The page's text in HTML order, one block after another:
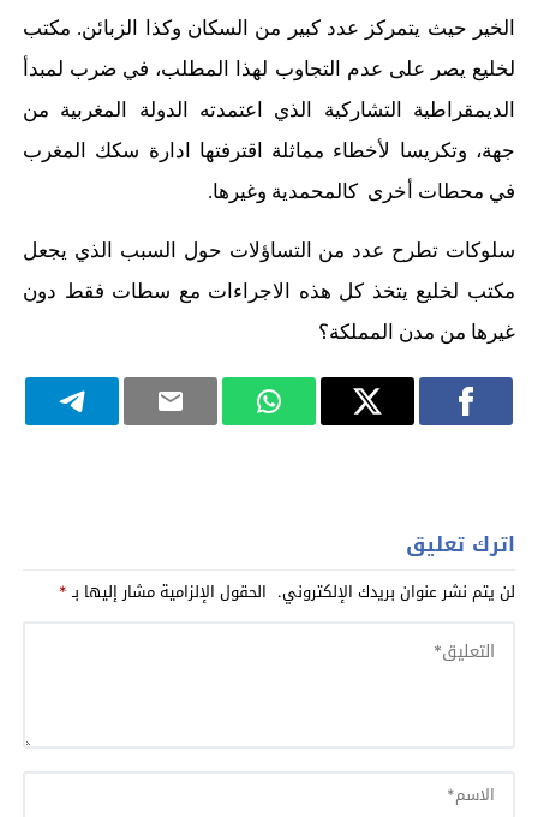
الخير حيث يتمركز عدد كبير من السكان وكذا الزبائن. مكتب
لخليع يصر على عدم التجاوب لهذا المطلب، في ضرب لمبدأ
الديمقراطية التشاركية الذي اعتمدته الدولة المغربية من
جهة، وتكريسا لأخطاء مماثلة اقترفتها ادارة سكك المغرب
في محطات أخرى كالمحمدية وغيرها.
سلوكات تطرح عدد من التساؤلات حول السبب الذي يجعل
مكتب لخليع يتخذ كل هذه الاجراءات مع سطات فقط دون
غيرها من مدن المملكة؟
اترك تعليق
لن يتم نشر عنوان بريدك الإلكتروني. الحقول الإلزامية مشار إليها بـ*